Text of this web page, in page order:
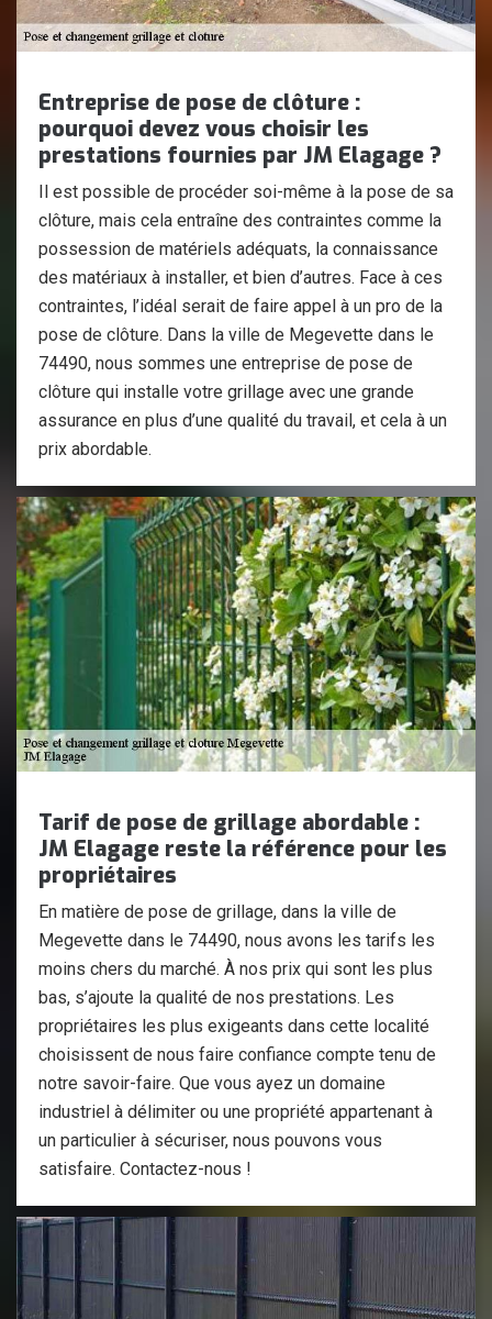
Entreprise de pose de clôture :
pourquoi devez vous choisir les
prestations fournies par JM Elagage ?
Il est possible de procéder soi-même à la pose de sa
clôture, mais cela entraîne des contraintes comme la
possession de matériels adéquats, la connaissance
des matériaux à installer, et bien d’autres. Face à ces
contraintes, l’idéal serait de faire appel à un pro de la
pose de clôture. Dans la ville de Megevette dans le
74490, nous sommes une entreprise de pose de
clôture qui installe votre grillage avec une grande
assurance en plus d’une qualité du travail, et cela à un
prix abordable.
Tarif de pose de grillage abordable :
JM Elagage reste la référence pour les
propriétaires
En matière de pose de grillage, dans la ville de
Megevette dans le 74490, nous avons les tarifs les
moins chers du marché. À nos prix qui sont les plus
bas, s’ajoute la qualité de nos prestations. Les
propriétaires les plus exigeants dans cette localité
choisissent de nous faire confiance compte tenu de
notre savoir-faire. Que vous ayez un domaine
industriel à délimiter ou une propriété appartenant à
un particulier à sécuriser, nous pouvons vous
satisfaire. Contactez-nous !